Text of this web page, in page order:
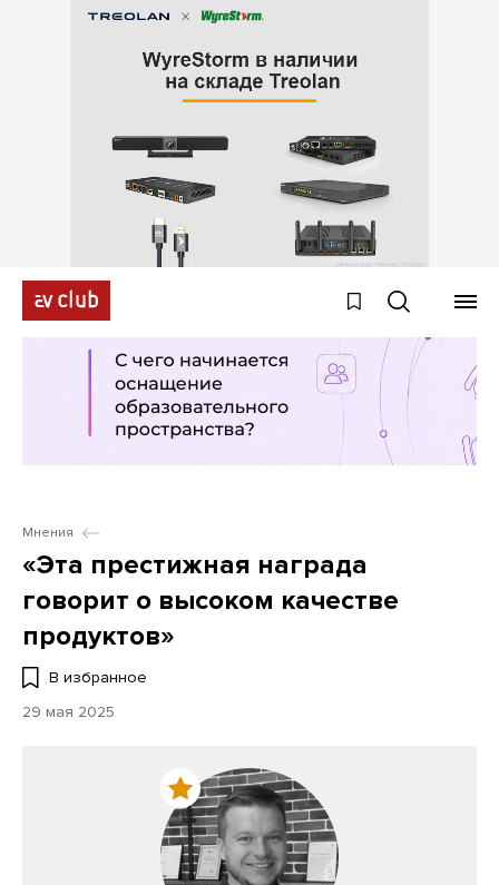
Мнения
«Эта престижная награда
говорит о высоком качестве
продуктов»
В избранное
29 мая 2025